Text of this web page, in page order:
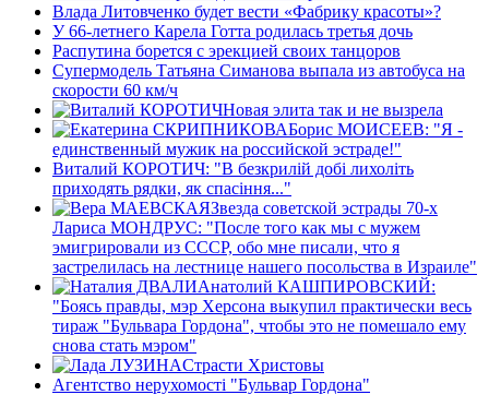
Влада Литовченко будет вести «Фабрику красоты»?
У 66-летнего Карела Готта родилась третья дочь
Распутина борется с эрекцией своих танцоров
Супермодель Татьяна Симанова выпала из автобуса на
скорости 60 км/ч
Новая элита так и не вызрела
Борис МОИСЕЕВ: "Я -
единственный мужик на российской эстраде!"
Виталий КОРОТИЧ: "В безкрилiй добi лихолiть
приходять рядки, як спасiння..."
Звезда советской эстрады 70-х
Лариса МОНДРУС: "После того как мы с мужем
эмигрировали из СССР, обо мне писали, что я
застрелилась на лестнице нашего посольства в Израиле"
Анатолий КАШПИРОВСКИЙ:
"Боясь правды, мэр Херсона выкупил практически весь
тираж "Бульвара Гордона", чтобы это не помешало ему
снова стать мэром"
Страсти Христовы
Агентство нерухомості "Бульвар Гордона"